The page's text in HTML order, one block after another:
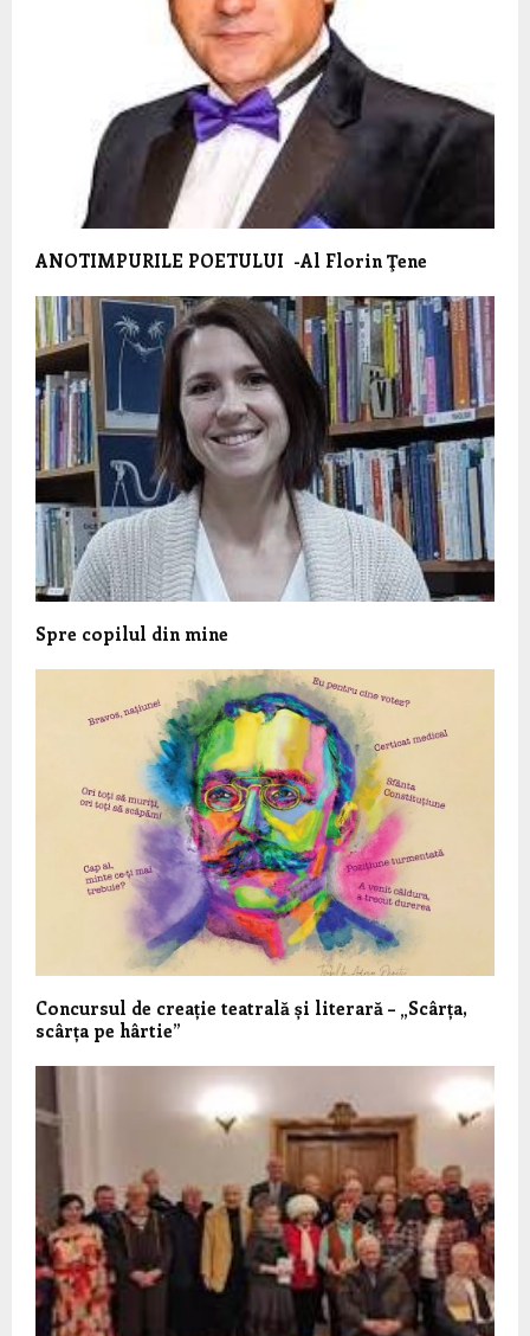
ANOTIMPURILE POETULUI -Al Florin Ţene
Spre copilul din mine
Concursul de creație teatrală și literară – „Scârța,
scârța pe hârtie”